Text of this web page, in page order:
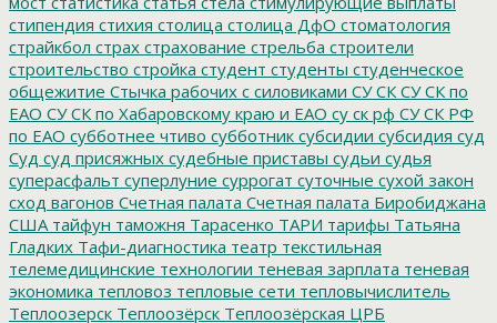
стипендия стихия столица столица ДфО стоматология
страйкбол страх страхование стрельба строители
строительство стройка студент студенты студенческое
общежитие Стычка рабочих с силовиками СУ СК СУ СК по
ЕАО СУ СК по Хабаровскому краю и ЕАО су ск рф СУ СК РФ
по ЕАО субботнее чтиво субботник субсидии субсидия суд
Суд суд присяжных судебные приставы судьи судья
суперасфальт суперлуние суррогат суточные сухой закон
сход вагонов Счетная палата Счетная палата Биробиджана
США тайфун таможня Тарасенко ТАРИ тарифы Татьяна
Гладких Тафи-диагностика театр текстильная
телемедицинские технологии теневая зарплата теневая
экономика тепловоз тепловые сети тепловычислитель
Теплоозерск Теплоозёрск Теплоозёрская ЦРБ